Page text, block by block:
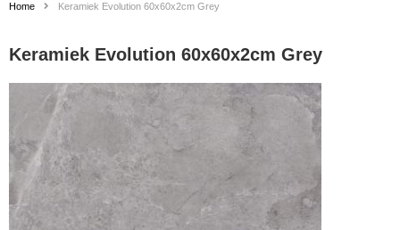
Home Keramiek Evolution 60x60x2cm Grey
Keramiek Evolution 60x60x2cm Grey